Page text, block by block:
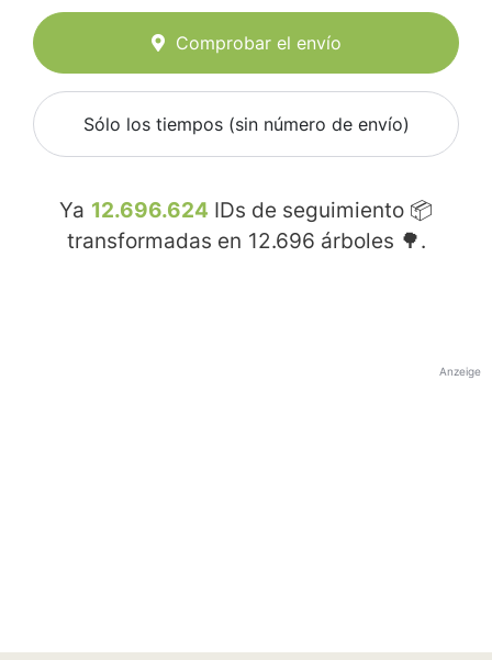
Comprobar el envío
Sólo los tiempos (sin número de envío)
Ya 12.696.624 IDs de seguimiento 📦
transformadas en 12.696 árboles 🌳.
Anzeige